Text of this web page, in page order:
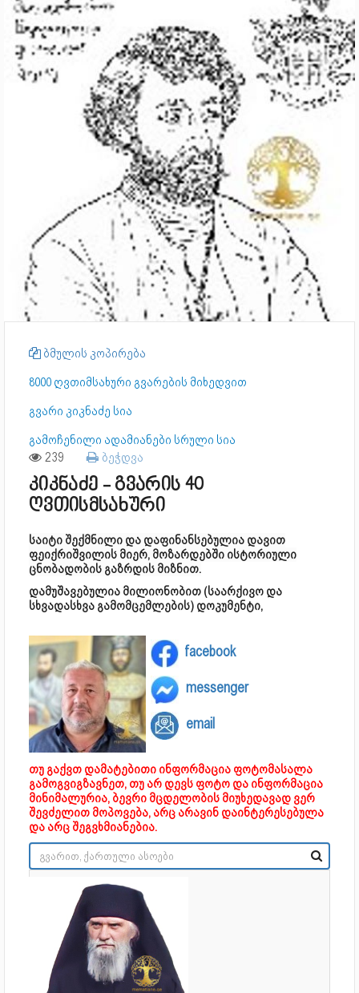
ბმულის კოპირება
8000 ღვთიმსახური გვარების მიხედვით
გვარი კიკნაძე სია
გამოჩენილი ადამიანები სრული სია
239 ბეჭდვა
კიკნაძე - გვარის 40
ღვთისმსახური
საიტი შექმნილი და დაფინანსებულია დავით
ფეიქრიშვილის მიერ, მოზარდებში ისტორიული
ცნობადობის გაზრდის მიზნით.
დამუშავებულია მილიონობით (საარქივო და
სხვადასხვა გამომცემლების) დოკუმენტი,
facebook
messenger
email
თუ გაქვთ დამატებითი ინფორმაცია ფოტომასალა
გამოგვიგზავნეთ, თუ არ დევს ფოტო და ინფორმაცია
მინიმალურია, ბევრი მცდელობის მიუხედავად ვერ
შევძელით მოპოვება, არც არავინ დაინტერესებულა
და არც შეგვხმიანებია.